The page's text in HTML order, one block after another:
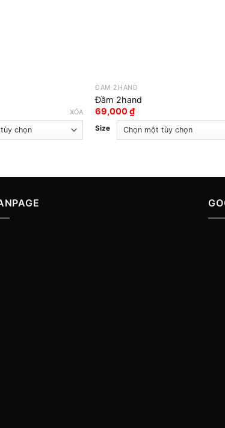
XÓA
ĐẦM 2HAND
Đầm 2hand
69,000₫
Size